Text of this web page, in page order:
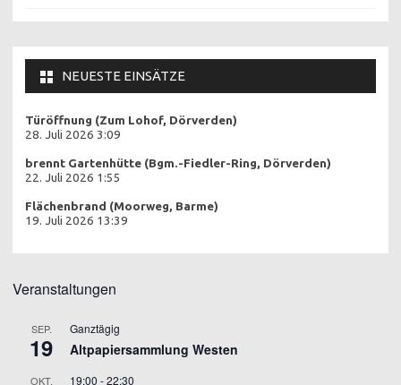
NEUESTE EINSÄTZE
Türöffnung (Zum Lohof, Dörverden)
28. Juli 2026 3:09
brennt Gartenhütte (Bgm.-Fiedler-Ring, Dörverden)
22. Juli 2026 1:55
Flächenbrand (Moorweg, Barme)
19. Juli 2026 13:39
Veranstaltungen
SEP.
19
Ganztägig
Altpapiersammlung Westen
OKT. 19:00 -22:30